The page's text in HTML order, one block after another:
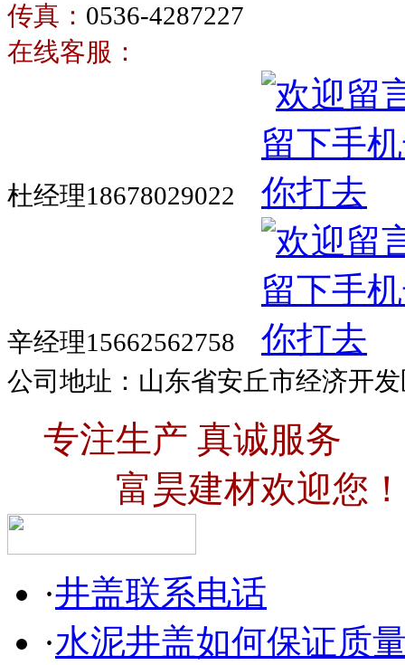
传真： 0536-4287227
在线客服：
杜经理18678029022
辛经理15662562758
公司地址：山东省安丘市经济开
专注生产 真诚服务
富昊建材欢迎您！
·井盖联系电话
·水泥井盖如何保证质